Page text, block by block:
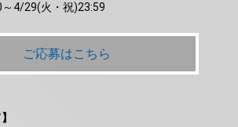
4/29(火・祝)23:59
ご応募はこちら